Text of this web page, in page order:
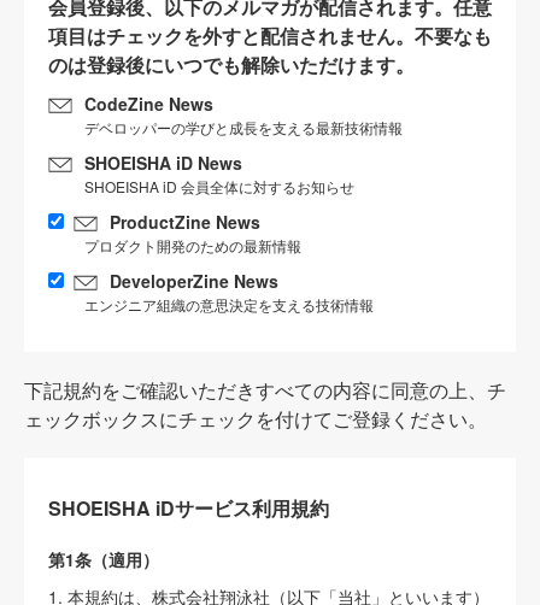
会員登録後、以下のメルマガが配信されます。任意
項目はチェックを外すと配信されません。不要なも
のは登録後にいつでも解除いただけます。
CodeZine News
デベロッパーの学びと成長を支える最新技術情報
SHOEISHA iD News
SHOEISHA iD 会員全体に対するお知らせ
ProductZine News
プロダクト開発のための最新情報
DeveloperZine News
エンジニア組織の意思決定を支える技術情報
下記規約をご確認いただきすべての内容に同意の上、チ
ェックボックスにチェックを付けてご登録ください。
SHOEISHA iDサービス利用規約
第1条（適用）
1. 本規約は、株式会社翔泳社（以下「当社」といいます）